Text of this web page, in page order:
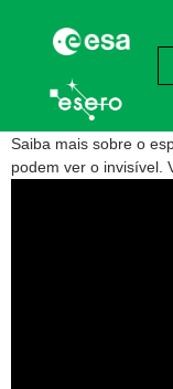
Saiba mais sobre o
podem ver o invisível.